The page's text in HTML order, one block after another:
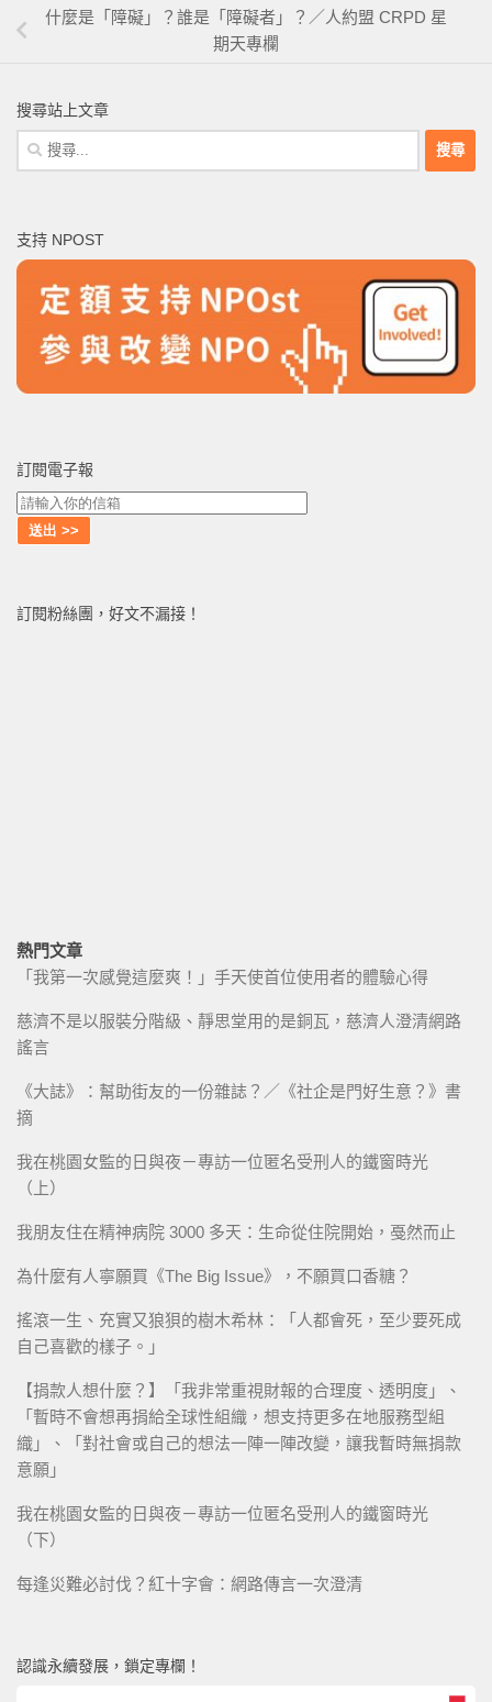
什麼是「障礙」？誰是「障礙者」？／人約盟 CRPD 星
期天專欄
搜尋站上文章
搜
尋
字:
支持 NPOST
訂閱電子報
訂閱粉絲團，好文不漏接！
熱門文章
「我第一次感覺這麼爽！」手天使首位使用者的體驗心得
慈濟不是以服裝分階級、靜思堂用的是銅瓦，慈濟人澄清網路
謠言
《大誌》：幫助街友的一份雜誌？／《社企是門好生意？》書
摘
我在桃園女監的日與夜－專訪一位匿名受刑人的鐵窗時光
（上）
我朋友住在精神病院 3000 多天：生命從住院開始，戞然而止
為什麼有人寧願買《The Big Issue》，不願買口香糖？
搖滾一生、充實又狼狽的樹木希林：「人都會死，至少要死成
自己喜歡的樣子。」
【捐款人想什麼？】「我非常重視財報的合理度、透明度」、
「暫時不會想再捐給全球性組織，想支持更多在地服務型組
織」、「對社會或自己的想法一陣一陣改變，讓我暫時無捐款
意願」
我在桃園女監的日與夜－專訪一位匿名受刑人的鐵窗時光
（下）
每逢災難必討伐？紅十字會：網路傳言一次澄清
認識永續發展，鎖定專欄！